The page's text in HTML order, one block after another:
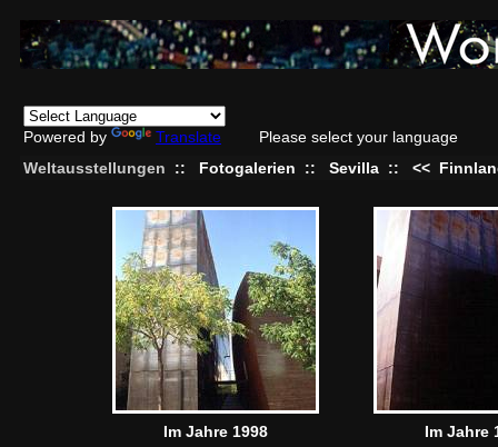
Powered by Translate
Please select your language
Weltausstellungen
:: Fotogalerien :: Sevilla :: <<
Im Jahre 1998 Im Jahre